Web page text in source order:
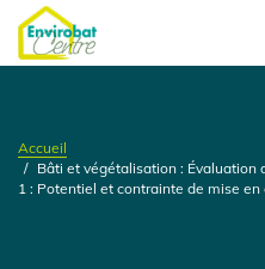
Aller
au
contenu
Accueil
Bâti et végétalisation :
1 : Potentiel et contrainte de mise en